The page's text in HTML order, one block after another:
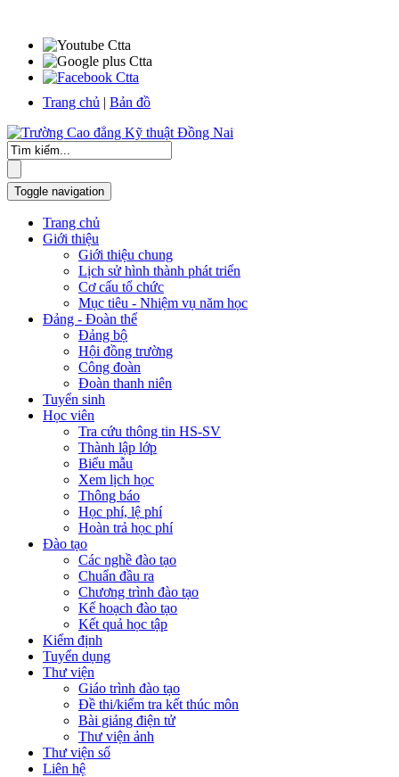
Trang chủ | Bản đồ
Toggle navigation
Trang chủ
Giới thiệu
Giới thiệu chung
Lịch sử hình thành phát triển
Cơ cấu tổ chức
Mục tiêu - Nhiệm vụ năm học
Đảng - Đoàn thể
Đảng bộ
Hội đồng trường
Công đoàn
Đoàn thanh niên
Tuyển sinh
Học viên
Tra cứu thông tin HS-SV
Thành lập lớp
Biểu mẫu
Xem lịch học
Thông báo
Học phí, lệ phí
Hoàn trả học phí
Đào tạo
Các nghề đào tạo
Chuẩn đầu ra
Chương trình đào tạo
Kế hoạch đào tạo
Kết quả học tập
Kiểm định
Tuyển dụng
Thư viện
Giáo trình đào tạo
Đề thi/kiểm tra kết thúc môn
Bài giảng điện tử
Thư viện ảnh
Thư viện số
Liên hệ